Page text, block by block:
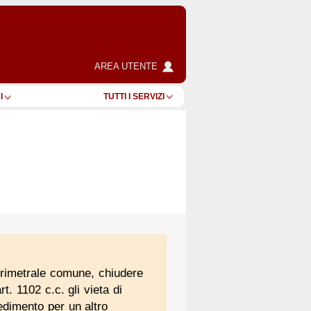
AREA UTENTE
TUTTI I SERVIZI
comune, chiudere
1102 c.c. gli vieta di
per un altro